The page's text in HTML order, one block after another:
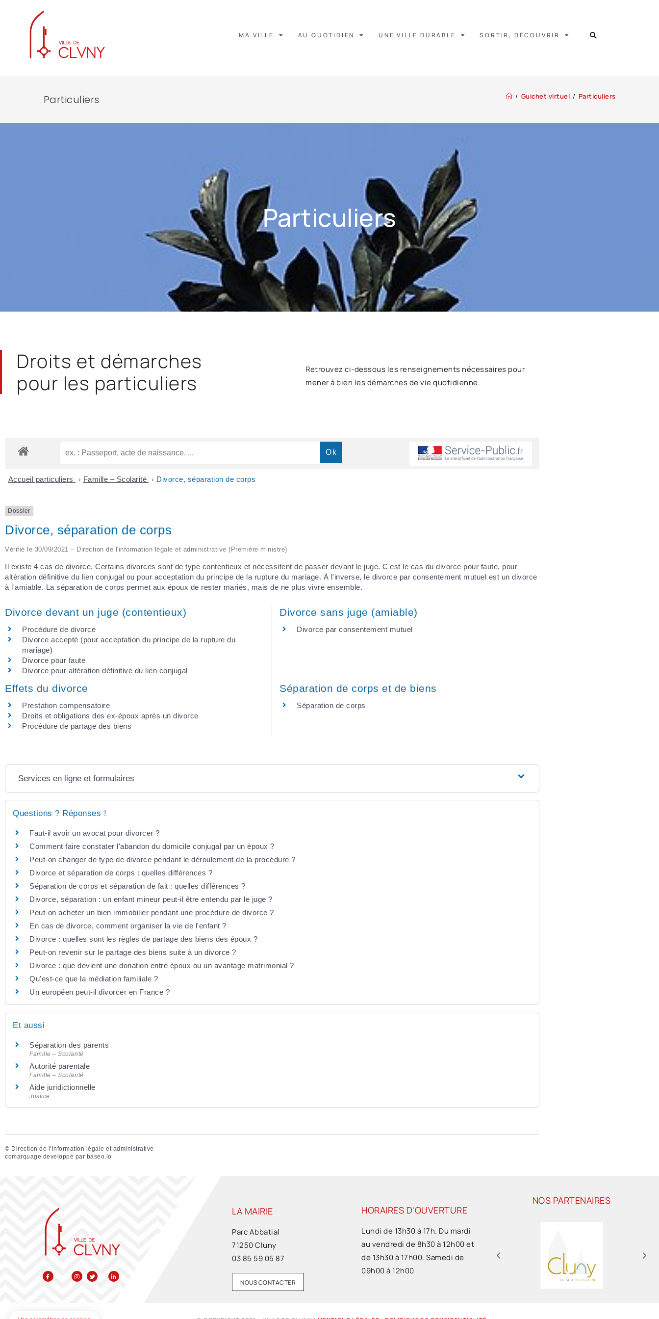
MA VILLE AU QUOTIDIEN UNE VILLE DURABLE SORTIR, DÉCOUVRIR
Particuliers / Guichet virtuel / Particuliers
Particuliers
Droits et démarches
pour les particuliers
Retrouvez ci-dessous les renseignements nécessaires pour
mener à bien les démarches de vie quotidienne.
Accueil particuliers > Famille – Scolarité > Divorce, séparation de corps
Dossier
Divorce, séparation de corps
Vérifié le 30/09/2021 – Direction de l'information légale et administrative (Première ministre)
Il existe 4 cas de divorce. Certains divorces sont de type contentieux et nécessitent de passer devant le juge. C'est le cas du divorce pour faute, pour
altération définitive du lien conjugal ou pour acceptation du principe de la rupture du mariage. À l'inverse, le divorce par consentement mutuel est un divorce
à l'amiable. La séparation de corps permet aux époux de rester mariés, mais de ne plus vivre ensemble.
Divorce devant un juge (contentieux)
Procédure de divorce
Divorce accepté (pour acceptation du principe de la rupture du
mariage)
Divorce pour faute
Divorce pour altération définitive du lien conjugal
Divorce sans juge (amiable)
Divorce par consentement mutuel
Effets du divorce
Prestation compensatoire
Droits et obligations des ex-époux après un divorce
Procédure de partage des biens
Séparation de corps et de biens
Séparation de corps
Services en ligne et formulaires
Questions ? Réponses !
Faut-il avoir un avocat pour divorcer ?
Comment faire constater l'abandon du domicile conjugal par un époux ?
Peut-on changer de type de divorce pendant le déroulement de la procédure ?
Divorce et séparation de corps : quelles différences ?
Séparation de corps et séparation de fait : quelles différences ?
Divorce, séparation : un enfant mineur peut-il être entendu par le juge ?
Peut-on acheter un bien immobilier pendant une procédure de divorce ?
En cas de divorce, comment organiser la vie de l'enfant ?
Divorce : quelles sont les règles de partage des biens des époux ?
Peut-on revenir sur le partage des biens suite à un divorce ?
Divorce : que devient une donation entre époux ou un avantage matrimonial ?
Qu'est-ce que la médiation familiale ?
Un européen peut-il divorcer en France ?
Et aussi
Séparation des parents
Famille – Scolarité
Autorité parentale
Famille – Scolarité
Aide juridictionnelle
Justice
© Direction de l’information légale et administrative
comarquage developpé par baseo.io
LA MAIRIE
Parc Abbatial
71250 Cluny
03 85 59 05 87
NOUS CONTACTER
HORAIRES D'OUVERTURE
Lundi de 13h30 à 17h. Du mardi
au vendredi de 8h30 à 12h00 et
de 13h30 à 17h00. Samedi de
09h00 à 12h00
NOS PARTENAIRES